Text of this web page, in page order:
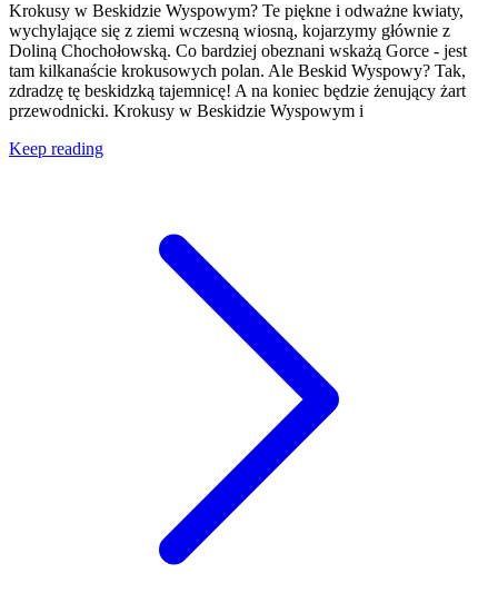
Krokusy w Beskidzie Wyspowym? Te piękne i odważne kwiaty,
wychylające się z ziemi wczesną wiosną, kojarzymy głównie z
Doliną Chochołowską. Co bardziej obeznani wskażą Gorce - jest
tam kilkanaście krokusowych polan. Ale Beskid Wyspowy? Tak,
zdradzę tę beskidzką tajemnicę! A na koniec będzie żenujący żart
przewodnicki. Krokusy w Beskidzie Wyspowym i
Keep reading